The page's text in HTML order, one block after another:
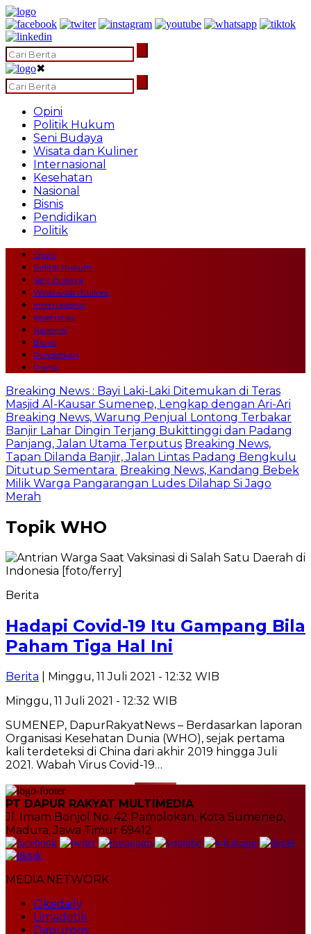
✖
Opini
Politik Hukum
Seni Budaya
Wisata dan Kuliner
Internasional
Kesehatan
Nasional
Bisnis
Pendidikan
Politik
Opini
Politik Hukum
Seni Budaya
Wisata dan Kuliner
Internasional
Kesehatan
Nasional
Bisnis
Pendidikan
Politik
Breaking News : Bayi Laki-Laki Ditemukan di Teras
Masjid Al-Kausar Sumenep, Lengkap dengan Ari-Ari
Breaking News, Warung Penjual Lontong Terbakar
Banjir Lahar Dingin Terjang Bukittinggi dan Padang
Panjang, Jalan Utama Terputus Breaking News,
Tapan Dilanda Banjir, Jalan Lintas Padang Bengkulu
Ditutup Sementara Breaking News, Kandang Bebek
Milik Warga Pangarangan Ludes Dilahap Si Jago
Merah
Topik WHO
Berita
Hadapi Covid-19 Itu Gampang Bila
Paham Tiga Hal Ini
Berita | Minggu, 11 Juli 2021 - 12:32 WIB
Minggu, 11 Juli 2021 - 12:32 WIB
SUMENEP, DapurRakyatNews – Berdasarkan laporan
Organisasi Kesehatan Dunia (WHO), sejak pertama
kali terdeteksi di China dari akhir 2019 hingga Juli
2021. Wabah Virus Covid-19…
PT DAPUR RAKYAT MULTIMEDIA
Jl. Imam Bonjol No. 42 Pamolokan, Kota Sumenep,
Madura, Jawa Timur 69412
MEDIA NETWORK
Okedaily
Limadetik
Dapurpos